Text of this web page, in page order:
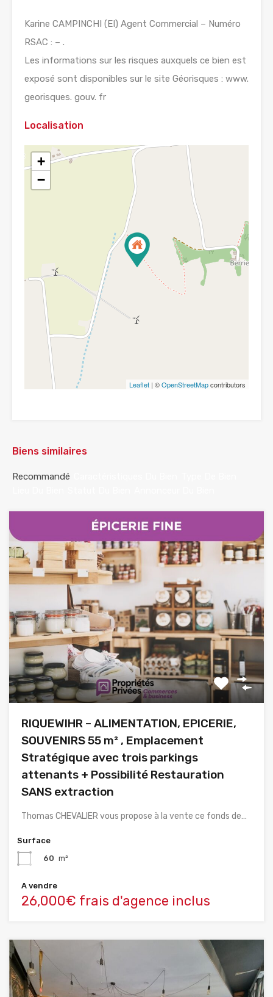
Karine CAMPINCHI (EI) Agent Commercial – Numéro
RSAC : – .
Les informations sur les risques auxquels ce bien est
exposé sont disponibles sur le site Géorisques : www.
georisques. gouv. fr
Localisation
+
−
Leaflet | ©OpenStreetMapcontributors
Biens similaires
Recommandé
RIQUEWIHR – ALIMENTATION, EPICERIE,
SOUVENIRS 55 m² , Emplacement
Stratégique avec trois parkings
attenants + Possibilité Restauration
SANS extraction
Thomas CHEVALIER vous propose à la vente ce fonds de…
Surface
60 m²
A vendre
26,000€ frais d'agence inclus